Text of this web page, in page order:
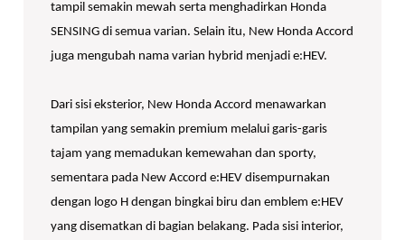
tampil semakin mewah serta menghadirkan Honda
SENSING di semua varian. Selain itu, New Honda Accord
juga mengubah nama varian hybrid menjadi e:HEV.
Dari sisi eksterior, New Honda Accord menawarkan
tampilan yang semakin premium melalui garis-garis
tajam yang memadukan kemewahan dan sporty,
sementara pada New Accord e:HEV disempurnakan
dengan logo H dengan bingkai biru dan emblem e:HEV
yang disematkan di bagian belakang. Pada sisi interior,